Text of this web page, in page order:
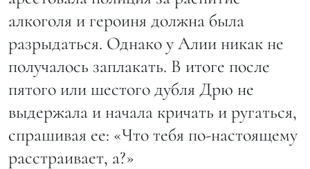
алкоголя и героиня должна была
разрыдаться. Однако у Алии никак не
получалось заплакать. В итоге после
пятого или шестого дубля Дрю не
выдержала и начала кричать и ругаться,
спрашивая ее: «Что тебя по-настоящему
расстраивает, а?»